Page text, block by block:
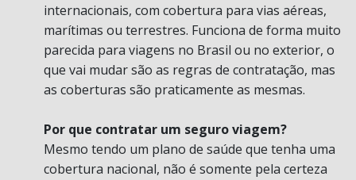
internacionais, com cobertura para vias aéreas,
marítimas ou terrestres. Funciona de forma muito
parecida para viagens no Brasil ou no exterior, o
que vai mudar são as regras de contratação, mas
as coberturas são praticamente as mesmas.
Por que contratar um seguro viagem?
Mesmo tendo um plano de saúde que tenha uma
cobertura nacional, não é somente pela certeza